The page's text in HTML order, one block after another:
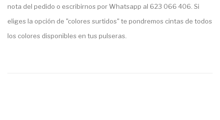
nota del pedido o escribirnos por Whatsapp al 623 066 406. Si
eliges la opción de "colores surtidos" te pondremos cintas de todos
los colores disponibles en tus pulseras.